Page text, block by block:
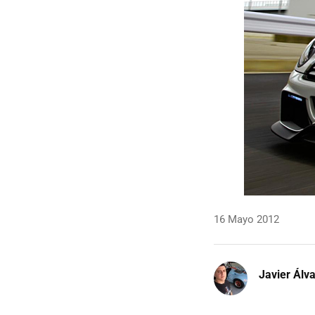
16 Mayo 2012
Javier